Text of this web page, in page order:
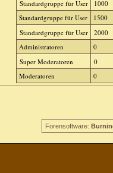
Standardgruppe für User
1000
Standardgruppe für User
1500
Standardgruppe für User
2000
Administratoren
0
Super Moderatoren
0
Moderatoren
0
Forensoftware: